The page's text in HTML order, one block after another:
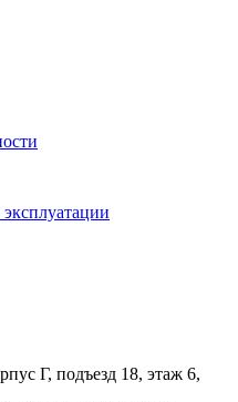
Г, подъезд 18, этаж 6,